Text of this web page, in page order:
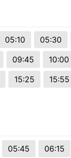
05:10 05:30
09:45 10:00
15:25 15:55
05:45 06:15